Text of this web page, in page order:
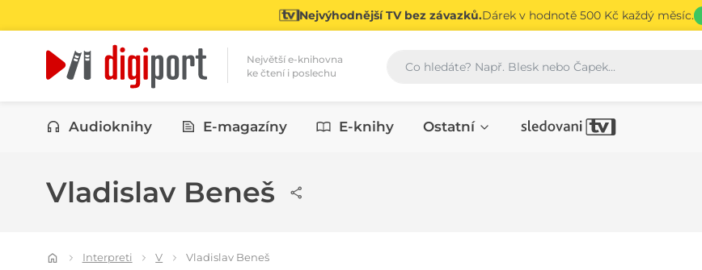
Nejvýhodnější TV bez závazků.Dárek v hodnotě 500 Kč každý měsíc.
Největší e-knihovna
ke čtení i poslechu
Vyhledávání
Kategorie
Audioknihy E-magazíny E-knihy Ostatní
Vladislav Beneš
Interpreti V Vladislav Beneš